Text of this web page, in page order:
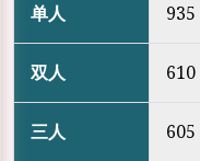
单人 935
双人 610
三人 605